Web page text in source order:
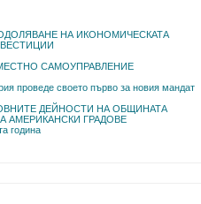
НА ИКОНОМИЧЕСКАТА
САМОУПРАВЛЕНИЕ
проведе своето първо за новия мандат
ДЕЙНОСТИ НА ОБЩИНАТА
АМЕРИКАНСКИ ГРАДОВЕ
година